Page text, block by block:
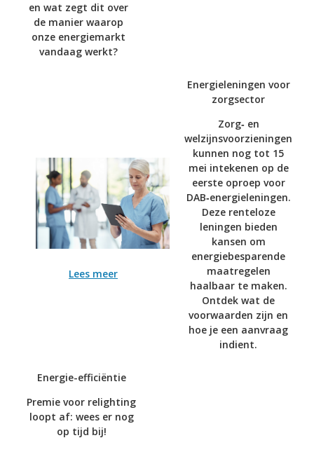
en wat zegt dit over
de manier waarop
onze energiemarkt
vandaag werkt?
Lees meer
Energieleningen voor
zorgsector
Zorg‑ en
welzijnsvoorzieningen
kunnen nog tot 15
mei intekenen op de
eerste oproep voor
DAB‑energieleningen.
Deze renteloze
leningen bieden
kansen om
energiebesparende
maatregelen
haalbaar te maken.
Ontdek wat de
voorwaarden zijn en
hoe je een aanvraag
indient.
Energie-efficiëntie
Premie voor relighting
loopt af: wees er nog
op tijd bij!